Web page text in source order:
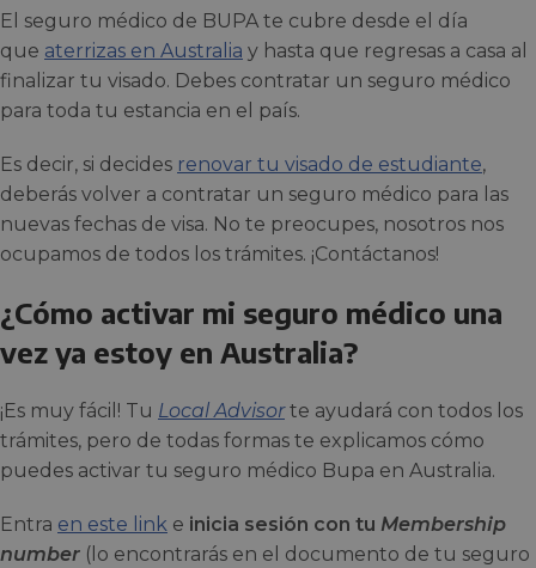
El seguro médico de BUPA te cubre desde el día
que aterrizas en Australia y hasta que regresas a casa al
finalizar tu visado. Debes contratar un seguro médico
para toda tu estancia en el país.
Es decir, si decides renovar tu visado de estudiante,
deberás volver a contratar un seguro médico para las
nuevas fechas de visa. No te preocupes, nosotros nos
ocupamos de todos los trámites. ¡Contáctanos!
¿Cómo activar mi seguro médico una
vez ya estoy en Australia?
¡Es muy fácil! Tu Local Advisor te ayudará con todos los
trámites, pero de todas formas te explicamos cómo
puedes activar tu seguro médico Bupa en Australia.
Entra en este link e inicia sesión con tu Membership
number (lo encontrarás en el documento de tu seguro